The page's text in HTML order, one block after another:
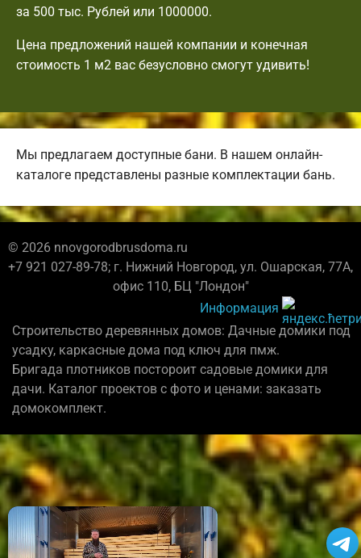
за 500 тыс. Рублей или 1000000.
Цена предложений нашей компании и конечная
стоимость 1 м2 вас безусловно смогут удивить!
Мы предлагаем доступные бани. В нашем онлайн-
каталоге представлены разные комплектации бань.
© 2026 nnovgorodbrusdoma.ru
+7 921 027-89-78; г. Нижний Новгород, ул. Ошарская, 77А,
офис 110, БЦ "Лондон"
Информация
Строительство деревянных домов: Дачные домики под
усадку, каркасные дома под ключ для пмж.
Бригада плотников постороит садовые домики для
дачи. Каталог проектов с фото и ценами: заказать
домокомплект.